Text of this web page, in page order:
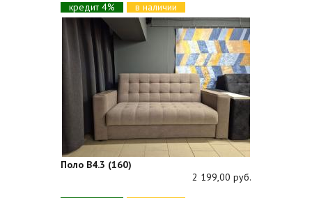
кредит 4%
в наличии
Поло В4.3 (160)
2 199,00 руб.